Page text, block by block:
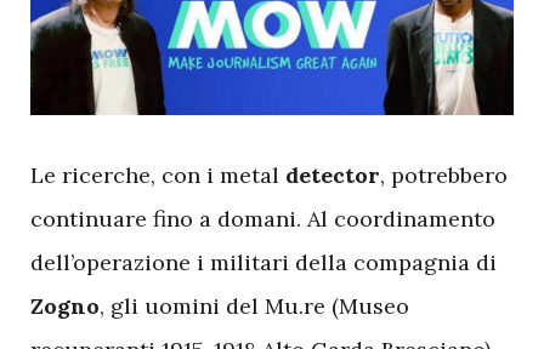
Le ricerche, con i metal detector, potrebbero
continuare fino a domani. Al coordinamento
dell’operazione i militari della compagnia di
Zogno, gli uomini del Mu.re (Museo